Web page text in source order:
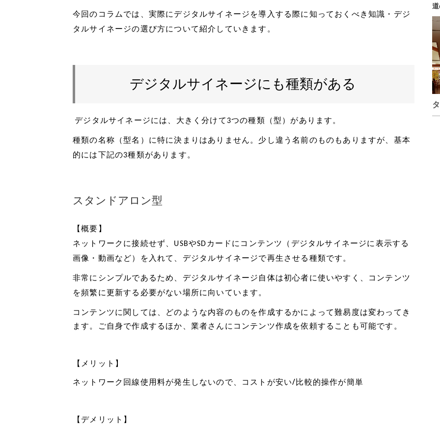
今回のコラムでは 、実際にデジタルサイネージを導入する際に知っておくべき知識・デジ
タルサイネージの選び方について紹介していきます。
デジタルサイネージにも種類がある
デジタルサイネージには、大きく分けて3つの種類（型）があります。
種類の名称（型名）に特に決まりはありません。少し違う名前のものもありますが、基本
的には下記の3種類があります。
スタンドアロン型
【概要 】
ネットワークに接続せず、USBやSDカードにコンテンツ（デジタルサイネージに表示する
画像・動画など）を入れて、デジタルサイネージで再生させる種類です。
非常にシンプルであるため、デジタルサイネージ自体は初心者に使いやすく、コンテンツ
を頻繁に更新する必要がない場所に向いています。
コンテンツに関しては、どのような内容のものを作成するかによって難易度は変わってき
ます。ご自身で作成するほか、業者さんにコンテンツ作成を依頼することも可能です。
【メリット】
ネットワーク回線使用料が発生しないので、コストが安い/比較的操作が簡単
【デメリット】